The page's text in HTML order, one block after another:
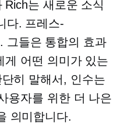
는 새로운 소식
다. 프레스-
. 그들은 통합의 효과
게 어떤 의미가 있는
히 말해서, 인수는
용자를 위한 더 나은
의미합니다.